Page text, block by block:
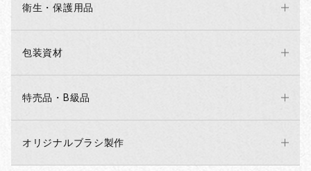
衛生・保護用品
包装資材
特売品・B級品
オリジナルブラシ製作